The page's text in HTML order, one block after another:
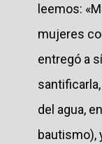
leemos:
mujeres
entregó a
del agua,
bautismo),